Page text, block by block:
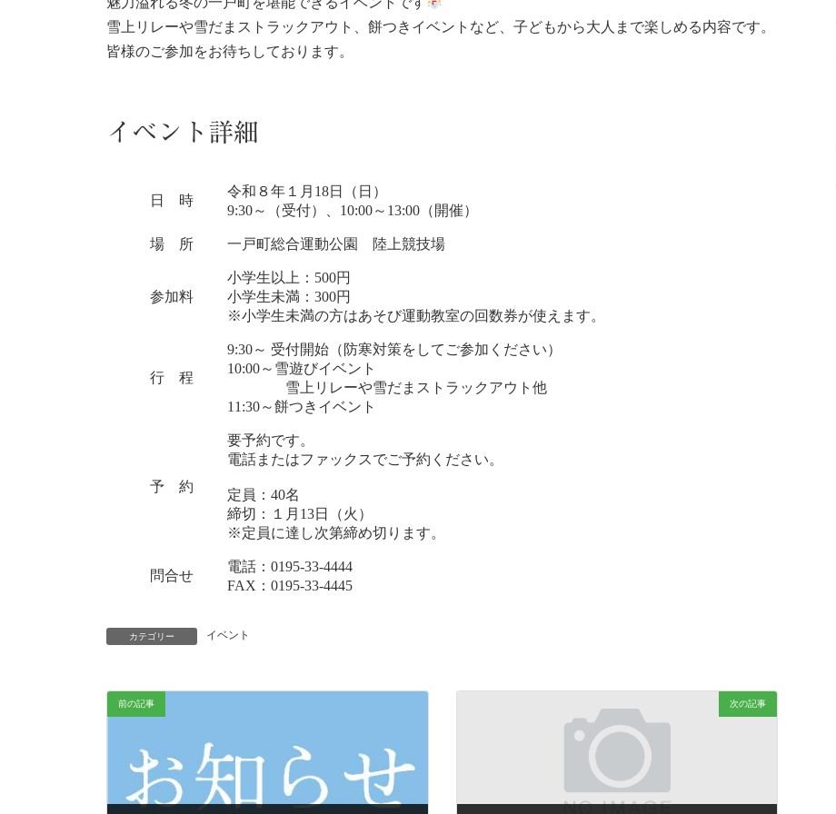
雪上リレーや雪だまストラックアウト、餅つきイベントなど、子どもから大人まで楽しめる内容です。
皆様のご参加をお待ちしております。
イベント詳細
日 時
令和８年１月18日（日）
9:30～（受付）、10:00～13:00（開催）
場 所 一戸町総合運動公園 陸上競技場
参加料
小学生以上：500円
小学生未満：300円
※小学生未満の方はあそび運動教室の回数券が使えます。
行 程
9:30～ 受付開始（防寒対策をしてご参加ください）
10:00～雪遊びイベント
雪上リレーや雪だまストラックアウト他
11:30～餅つきイベント
予 約
要予約です。
電話またはファックスでご予約ください。
定員：40名
締切：１月13日（火）
※定員に達し次第締め切ります。
問合せ
電話：0195-33-4444
FAX：0195-33-4445
カテゴリー イベント
前の記事 次の記事